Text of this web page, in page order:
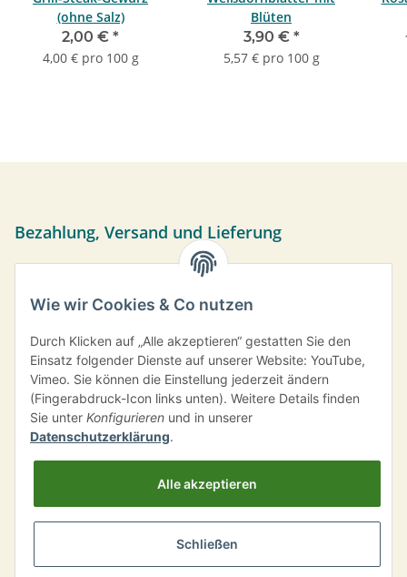
(ohne Salz)
2,00 € *
4,00 € pro 100 g
Blüten
3,90 € *
5,57 € pro 100 g
Bezahlung, Versand und Lieferung
Sie können per Vorkasse, PayPal oder bei Abholung bar
übermittelt.
Versand frei ab einem Bestellwert von 35,- € innerhalb
Deutschlands.
Information
Eos Kräuter & Gewürze
Vertrag widerrufen
Wie wir Cookies & Co nutzen
Durch Klicken auf „Alle akzeptieren“ gestatten Sie den
Einsatz folgender Dienste auf unserer Website: YouTube,
Vimeo. Sie können die Einstellung jederzeit ändern
(Fingerabdruck-Icon links unten). Weitere Details finden
Sie unter Konfigurieren und in unserer
Datenschutzerklärung.
Alle akzeptieren
Schließen